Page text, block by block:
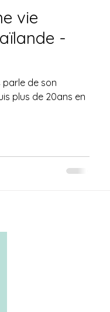
vie
-
parle de son
plus de 20ans en